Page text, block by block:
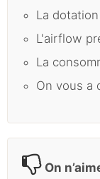
La
L'airflow
La
On vous a
On